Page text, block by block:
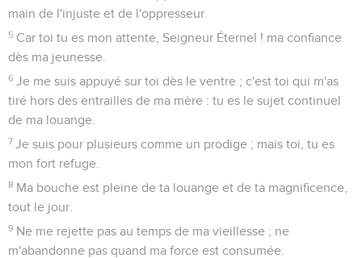
main de l'injuste et de l'oppresseur.
5 Car toi tu es mon attente, Seigneur Éternel ! ma confiance
dès ma jeunesse.
6 Je me suis appuyé sur toi dès le ventre ; c'est toi qui m'as
tiré hors des entrailles de ma mère : tu es le sujet continuel
de ma louange.
7 Je suis pour plusieurs comme un prodige ; mais toi, tu es
mon fort refuge.
8 Ma bouche est pleine de ta louange et de ta magnificence,
tout le jour.
9 Ne me rejette pas au temps de ma vieillesse ; ne
m'abandonne pas quand ma force est consumée.